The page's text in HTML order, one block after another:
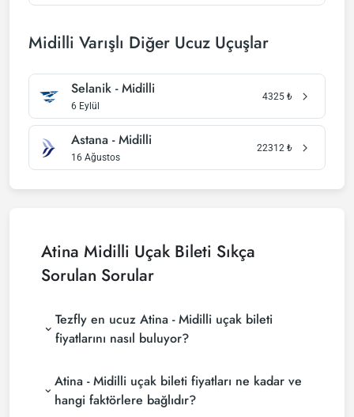
Midilli Varışlı Diğer Ucuz Uçuşlar
Selanik - Midilli
6 Eylül
4325 ₺
Astana - Midilli
16 Ağustos
22312 ₺
Atina Midilli Uçak Bileti Sıkça
Sorulan Sorular
Tezfly en ucuz Atina - Midilli uçak bileti
fiyatlarını nasıl buluyor?
bulmak için tur operatörleri, büyük rezervasyon
siteleri (konsolidatörler) ve yüzlerce havayolu
sitesini aramaktadır. Tezfly sitesinde yapacağın tek
Atina - Midilli uçak bileti fiyatları ne kadar ve
hangi faktörlere bağlıdır?